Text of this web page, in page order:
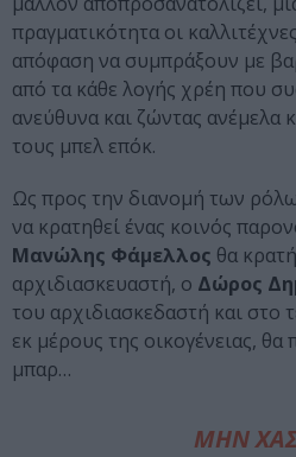
πραγματικότητα οι
απόφαση να συμπράξουν με
από τα κάθε λογής χρέη που
ανεύθυνα και ζώντας ανέμελα
τους μπελ επόκ.
Ως προς την διανομή των
να κρατηθεί ένας κοινός
Μανώλης Φάμελλος θα
αρχιδιασκευαστή, ο Δώρος
του αρχιδιασκεδαστή και στο
εκ μέρους της οικογένειας,
μπαρ…
ΜΗΝ